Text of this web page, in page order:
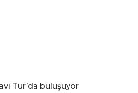
Tur’da buluşuyor